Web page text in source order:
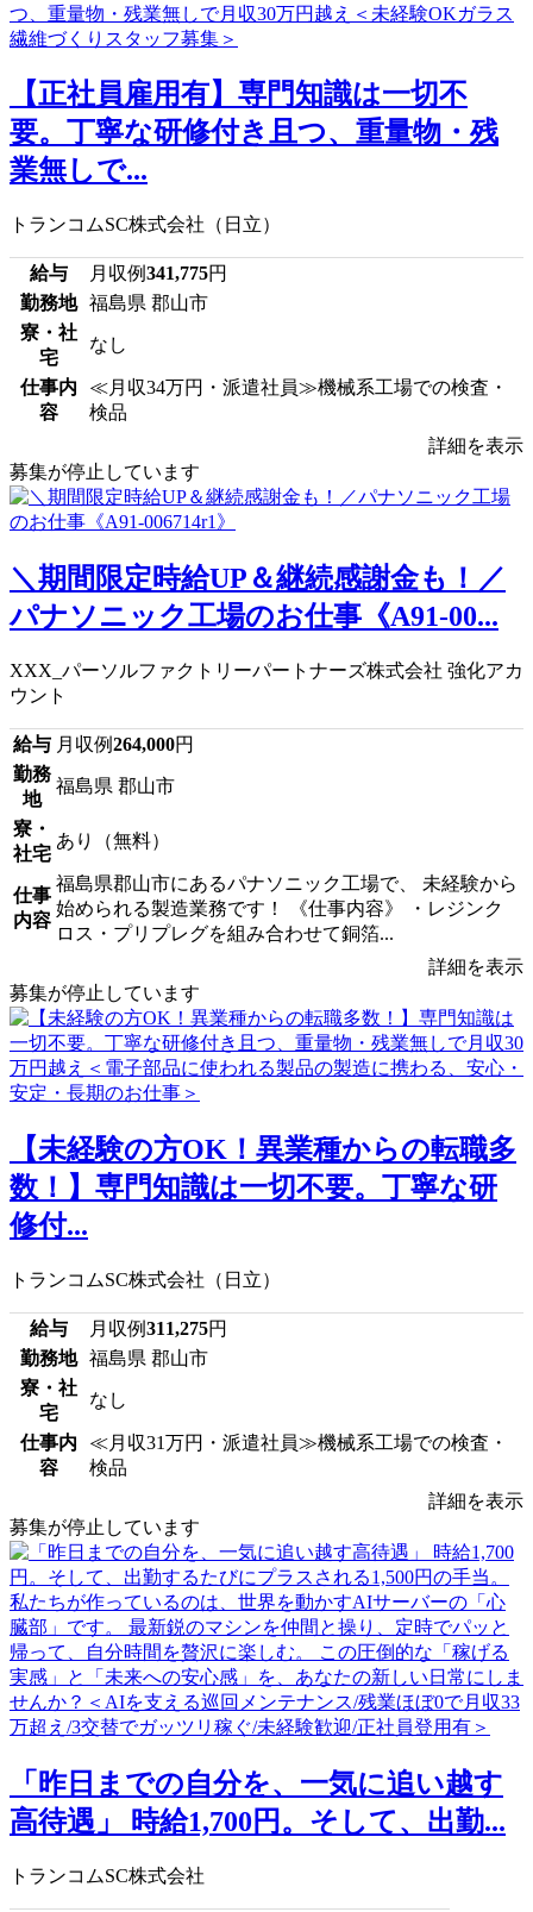
【正社員雇用有】専門知識は一切不
要。丁寧な研修付き且つ、重量物・残
業無しで...
トランコムSC株式会社（日立）
給与 月収例341,775円
勤務地 福島県 郡山市
寮・社
宅
なし
仕事内
容
≪月収34万円・派遣社員≫機械系工場での検査・
検品
詳細を表示
募集が停止しています
＼期間限定時給UP＆継続感謝金も！／
パナソニック工場のお仕事《A91-00...
XXX_パーソルファクトリーパートナーズ株式会社 強化アカ
ウント
給与 月収例264,000円
勤務
地
福島県 郡山市
寮・
社宅
あり（無料）
仕事
内容
福島県郡山市にあるパナソニック工場で、 未経験から
始められる製造業務です！ 《仕事内容》 ・レジンク
ロス・プリプレグを組み合わせて銅箔...
詳細を表示
募集が停止しています
【未経験の方OK！異業種からの転職多
数！】専門知識は一切不要。丁寧な研
修付...
トランコムSC株式会社（日立）
給与 月収例311,275円
勤務地 福島県 郡山市
寮・社
宅
なし
仕事内
容
≪月収31万円・派遣社員≫機械系工場での検査・
検品
詳細を表示
募集が停止しています
「昨日までの自分を、一気に追い越す
高待遇」 時給1,700円。そして、出勤...
トランコムSC株式会社